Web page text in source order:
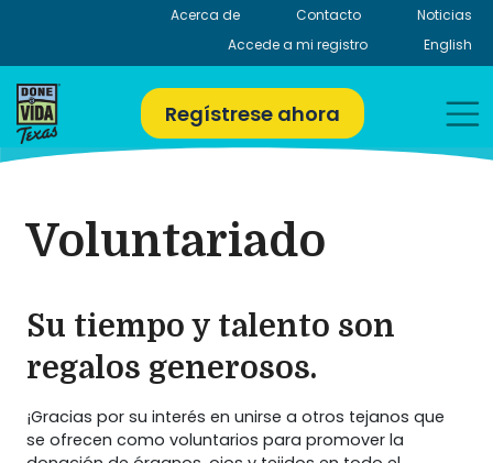
Acerca de Contacto
Noticias
Accede a mi registro
English
Regístrese ahora
Voluntariado
Su tiempo y talento son
regalos generosos.
¡Gracias por su interés en unirse a otros tejanos que
se ofrecen como voluntarios para promover la